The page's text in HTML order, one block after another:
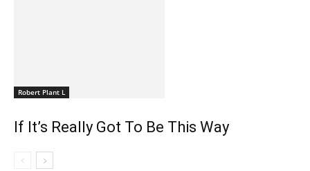
Robert Plant L
If It’s Really Got To Be This Way